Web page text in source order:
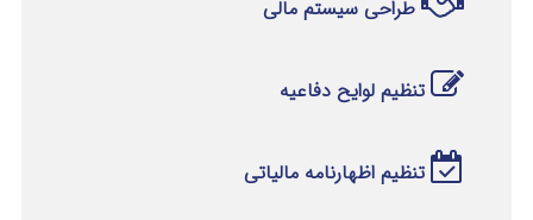
طراحی سیستم مالی
تنظیم لوایح دفاعیه
تنظیم اظهارنامه مالیاتی